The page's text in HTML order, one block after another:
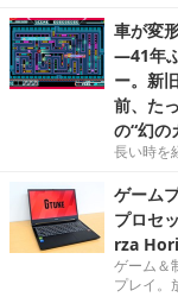
車が変
―41年
ー。新
前、た
の“幻の
長い時を
ゲーム
プロセ
rza
ゲーム＆
プレイ。